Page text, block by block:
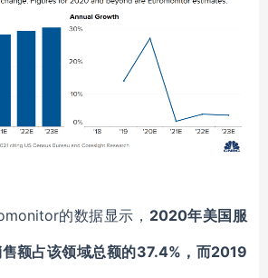
的数据显示， 2020年美国服
额占该领域总额的37.4%，而2019